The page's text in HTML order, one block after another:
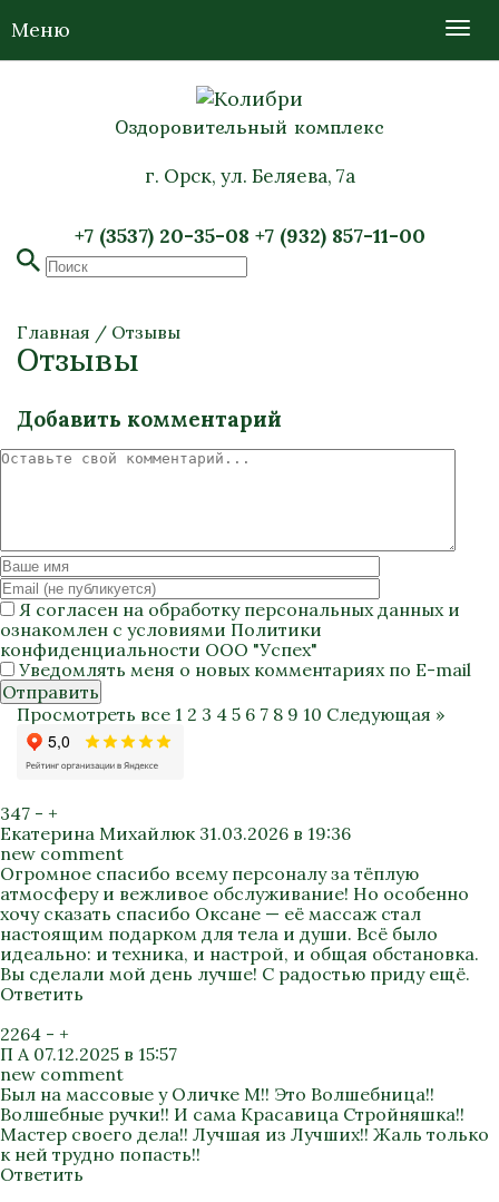
Оздоровительный комплекс
г. Орск, ул. Беляева, 7а
+7 (3537) 20-35-08 +7 (932) 857-11-00
Меню
Главная / Отзывы
Отзывы
Добавить комментарий
Я согласен на обработку персональных данныхи
ознакомлен с условиями Политики
конфиденциальности ООО "Успех"
Уведомлять меня о новых комментариях по E-mail
Отправить
Просмотреть все 1 2 3 4 5 6 7 8 9 10 Следующая »
347 - +
Екатерина Михайлюк 31.03.2026 в 19:36
new comment
Огромное спасибо всему персоналу за тёплую
атмосферу и вежливое обслуживание! Но особенно
хочу сказать спасибо Оксане — её массаж стал
настоящим подарком для тела и души. Всё было
идеально: и техника, и настрой, и общая обстановка.
Вы сделали мой день лучше! С радостью приду ещё.
Ответить
2264 - +
П А 07.12.2025 в 15:57
new comment
Был на массовые у Оличке М!! Это Волшебница!!
Волшебные ручки!! И сама Красавица Стройняшка!!
Мастер своего дела!! Лучшая из Лучших!! Жаль только
к ней трудно попасть!!
Ответить